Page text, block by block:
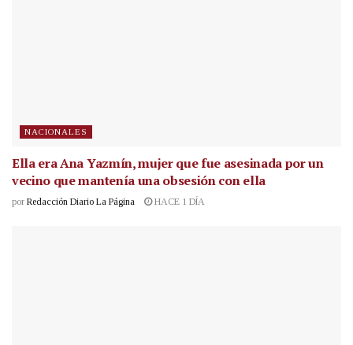
NACIONALES
Ella era Ana Yazmín, mujer que fue asesinada por un
vecino que mantenía una obsesión con ella
por Redacción Diario La Página HACE 1 DÍA